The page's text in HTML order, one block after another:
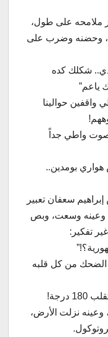
ملامحه على طول،
وحضنه وضرب على
دي.. شكلك كده
ياعم”
واقفين حوالينا
واطي جداً
هواري بومدين..
سعفان تعبير
وعينه وسعت، وبص
تفكير:
الضحك من كل قلبه
وعينه نزلت الأرض،